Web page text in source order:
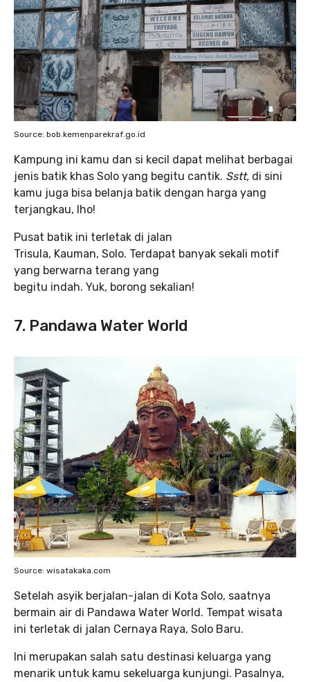
Source: bob.kemenparekraf.go.id
Kampung ini kamu dan si kecil dapat melihat berbagai
jenis batik khas Solo yang begitu cantik. Sstt, di sini
kamu juga bisa belanja batik dengan harga yang
terjangkau, lho!
Pusat batik ini terletak di jalan
Trisula, Kauman, Solo. Terdapat banyak sekali motif
yang berwarna terang yang
begitu indah. Yuk, borong sekalian!
7. Pandawa Water World
Source: wisatakaka.com
Setelah asyik berjalan-jalan di Kota Solo, saatnya
bermain air di Pandawa Water World. Tempat wisata
ini terletak di jalan Cernaya Raya, Solo Baru.
Ini merupakan salah satu destinasi keluarga yang
menarik untuk kamu sekeluarga kunjungi. Pasalnya,